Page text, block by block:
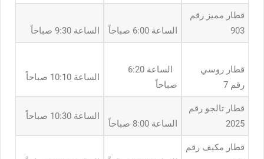
قطار مميز رقم
903
الساعة 6:00 صباحاً الساعة 9:30 صباحاً
قطار روسي
رقم 7
الساعة 6:20
صباحاً
الساعة 10:10 صباحاً
قطار تالجو رقم
2025
الساعة 8:00 صباحاً
الساعة 10:30 صباحاً
قطار مكيف رقم